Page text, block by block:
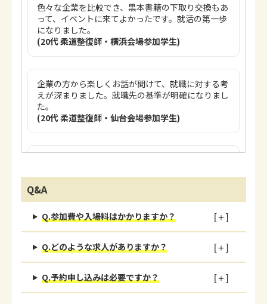
色々な企業を比較でき、黒本書籍の下取り交換もあ
って、イベントに来てよかったです。就活の第一歩
になりました。
(20代 柔道整復師・横浜会場参加学生)
企業の方から楽しくお話が聞けて、就職に対する考
えが深まりました。就職先の基準が明確になりまし
た。
(20代 柔道整復師・仙台会場参加学生)
学生)
1ブースに長時間拘束されることがなく、様々な企
業のお話を聞くことができたので良かったです。
(20代 鍼灸あん摩マッサージ指圧師・東京会場参加
Q&A
Q.参加費や入場料はかかりますか？
Q.どのような求人がありますか？
Q.予約申し込みは必要ですか？